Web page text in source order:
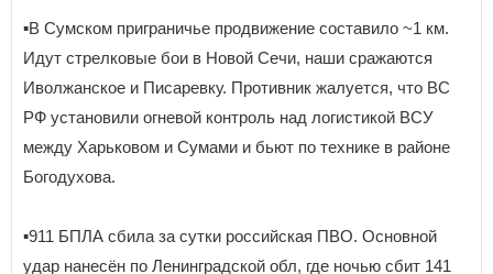
▪️В Сумском приграничье продвижение составило ~1 км.
Идут стрелковые бои в Новой Сечи, наши сражаются
Иволжанское и Писаревку. Противник жалуется, что ВС
РФ установили огневой контроль над логистикой ВСУ
между Харьковом и Сумами и бьют по технике в районе
Богодухова.
▪️911 БПЛА сбила за сутки российская ПВО. Основной
удар нанесён по Ленинградской обл, где ночью сбит 141